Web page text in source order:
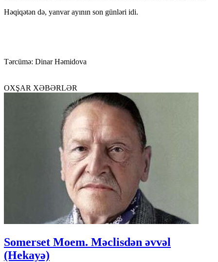
Həqiqətən də, yanvar ayının son günləri idi.
Tərcümə: Dinar Həmidova
OXŞAR XƏBƏRLƏR
Somerset Moem. Məclisdən əvvəl
(Hekayə)